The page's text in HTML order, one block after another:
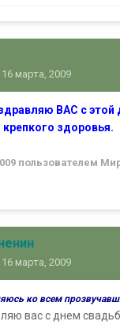
16 марта, 2009
ВАС с этой
здоровья.
пользователем
16 марта, 2009
ко всем
вас с днем